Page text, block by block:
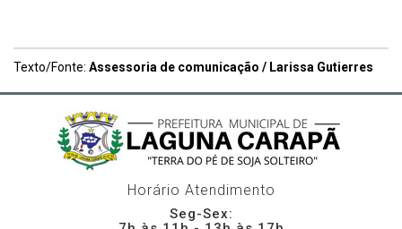
Texto/Fonte: Assessoria de comunicação / Larissa Gutierres
Horário Atendimento
Seg-Sex: